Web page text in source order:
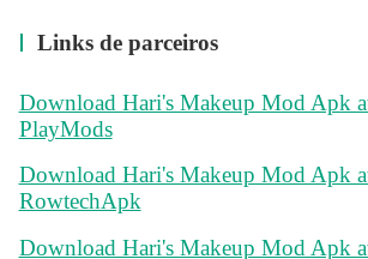
Links de parceiros
Download Hari's Makeup Mod Apk
PlayMods
Download Hari's Makeup Mod Apk
RowtechApk
Download Hari's Makeup Mod Apk